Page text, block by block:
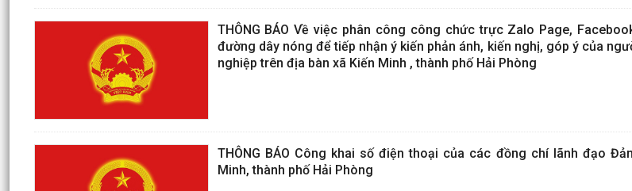
THÔNG BÁO Về việc phân công công chức trực Zalo Page,
đường dây nóng để tiếp nhận ý kiến phản ánh, kiến nghị, góp ý của
nghiệp trên địa bàn xã Kiến Minh , thành phố Hải Phòng
THÔNG BÁO Công khai số điện thoại của các đồng chí lãnh đạo
Minh, thành phố Hải Phòng